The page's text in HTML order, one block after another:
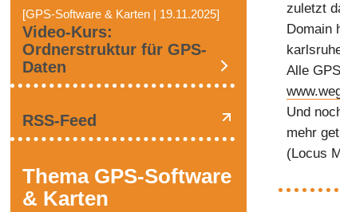
zuletzt
Domain
Alle
Und
mehr
(Locus
[GPS-Software & Karten | 19.11.2025]
Video-Kurs:
Ordnerstruktur für GPS-
Daten
RSS-Feed
Thema GPS-Software
& Karten